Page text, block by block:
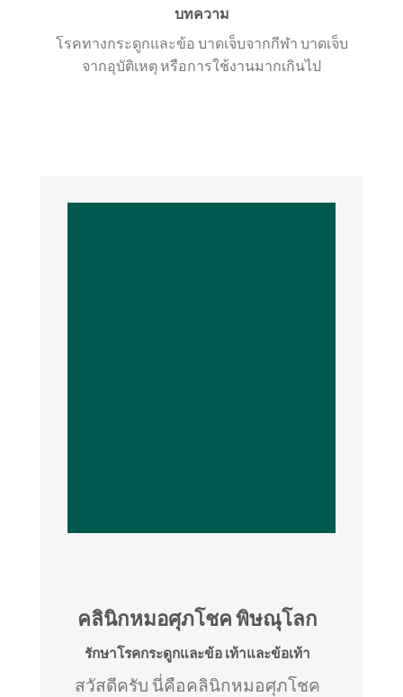
บทความ
โรคทางกระดูกและข้อ บาดเจ็บจากกีฬา บาดเจ็บ
จากอุบัติเหตุ หรือการใช้งานมากเกินไป
คลินิกหมอศุภโชค พิษณุโลก
รักษาโรคกระดูกและข้อ เท้าและข้อเท้า
สวัสดีครับ นี่คือคลินิกหมอศุภโชค